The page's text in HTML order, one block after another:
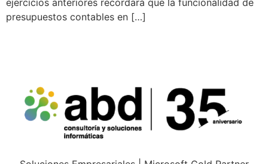
ejercicios anteriores recordará que la funcionalidad de
presupuestos contables en […]